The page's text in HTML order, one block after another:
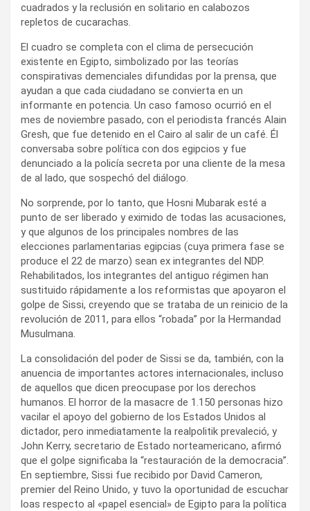
cuadrados y la reclusión en solitario en calabozos
repletos de cucarachas.
El cuadro se completa con el clima de persecución
existente en Egipto, simbolizado por las teorías
conspirativas demenciales difundidas por la prensa, que
ayudan a que cada ciudadano se convierta en un
informante en potencia. Un caso famoso ocurrió en el
mes de noviembre pasado, con el periodista francés Alain
Gresh, que fue detenido en el Cairo al salir de un café. Él
conversaba sobre política con dos egipcios y fue
denunciado a la policía secreta por una cliente de la mesa
de al lado, que sospechó del diálogo.
No sorprende, por lo tanto, que Hosni Mubarak esté a
punto de ser liberado y eximido de todas las acusaciones,
y que algunos de los principales nombres de las
elecciones parlamentarias egipcias (cuya primera fase se
produce el 22 de marzo) sean ex integrantes del NDP.
Rehabilitados, los integrantes del antiguo régimen han
sustituido rápidamente a los reformistas que apoyaron el
golpe de Sissi, creyendo que se trataba de un reinicio de la
revolución de 2011, para ellos “robada” por la Hermandad
Musulmana.
La consolidación del poder de Sissi se da, también, con la
anuencia de importantes actores internacionales, incluso
de aquellos que dicen preocupase por los derechos
humanos. El horror de la masacre de 1.150 personas hizo
vacilar el apoyo del gobierno de los Estados Unidos al
dictador, pero inmediatamente la realpolitik prevaleció, y
John Kerry, secretario de Estado norteamericano, afirmó
que el golpe significaba la “restauración de la democracia”.
En septiembre, Sissi fue recibido por David Cameron,
premier del Reino Unido, y tuvo la oportunidad de escuchar
loas respecto al «papel esencial» de Egipto para la política